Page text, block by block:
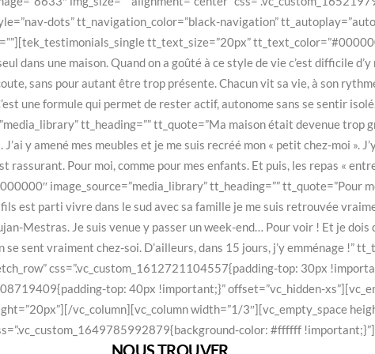
dots” tt_navigation_color=”black-navigation”
tt_text_size=”20px”
une maison. Quand on a goûté à ce style de vie c’est difficile
sans pour autant être trop présente. Chacun vit sa vie, à son
une formule qui permet de rester actif, autonome sans se sentir
tt_heading=”” tt_quote=”Ma maison était devenue
y amené mes meubles et je me suis recréé mon « petit chez-moi ».
rassurant. Pour moi, comme pour mes enfants. Et puis, les repas «
image_source=”media_library” tt_heading=”” tt_quote=”Pour
est parti vivre dans le sud avec sa famille je me suis retrouvée
Mestras. Je suis venue y passer un week-end… Pour voir ! Et je
se sent vraiment chez-soi. D’ailleurs, dans 15 jours, j’y emménage
css=”.vc_custom_1612721104557{padding-top: 30px
top: 40px !important;}” offset=”vc_hidden-
vc_column][vc_column width=”1/3″][vc_empty_space
color: #ffffff !important;}”]
NOUS TROUVER
DU BOURG
impression positive est
TERRASSES DU BOURG
Menu
Accueil
Le Concept